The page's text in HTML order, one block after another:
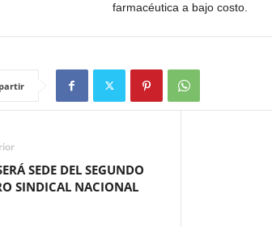
farmacéutica a bajo costo.
SEDE DEL SEGUNDO
SINDICAL NACIONAL